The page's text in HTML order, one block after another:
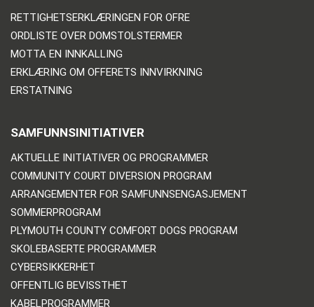
RETTIGHETSERKLÆRINGEN FOR OFRE
ORDLISTE OVER DOMSTOLSTERMER
MOTTA EN INNKALLING
ERKLÆRING OM OFFERETS INNVIRKNING
ERSTATNING
SAMFUNNSINITIATIVER
AKTUELLE INITIATIVER OG PROGRAMMER
COMMUNITY COURT DIVERSION PROGRAM
ARRANGEMENTER FOR SAMFUNNSENGASJEMENT
SOMMERPROGRAM
PLYMOUTH COUNTY COMFORT DOGS PROGRAM
SKOLEBASERTE PROGRAMMER
CYBERSIKKERHET
OFFENTLIG BEVISSTHET
KABELPROGRAMMER